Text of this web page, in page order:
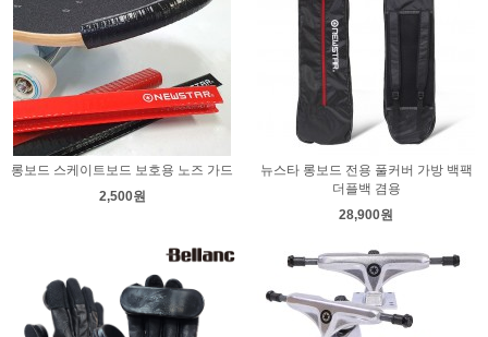
롱보드 스케이트보드 보호용 노즈 가드
2,500원
뉴스타 롱보드 전용 풀커버 가방 백팩
더플백 겸용
28,900원